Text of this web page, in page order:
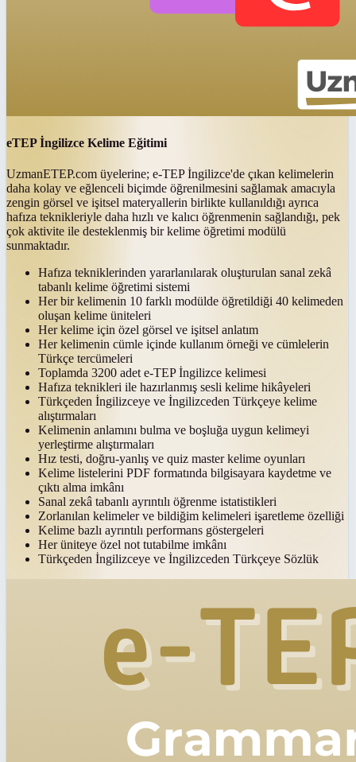
eTEP İngilizce Kelime Eğitimi
UzmanETEP.com üyelerine; e-TEP İngilizce'de çıkan kelimelerin
daha kolay ve eğlenceli biçimde öğrenilmesini sağlamak amacıyla
zengin görsel ve işitsel materyallerin birlikte kullanıldığı ayrıca
hafıza teknikleriyle daha hızlı ve kalıcı öğrenmenin sağlandığı, pek
çok aktivite ile desteklenmiş bir kelime öğretimi modülü
sunmaktadır.
Hafıza tekniklerinden yararlanılarak oluşturulan sanal zekâ
tabanlı kelime öğretimi sistemi
Her bir kelimenin 10 farklı modülde öğretildiği 40 kelimeden
oluşan kelime üniteleri
Her kelime için özel görsel ve işitsel anlatım
Her kelimenin cümle içinde kullanım örneği ve cümlelerin
Türkçe tercümeleri
Toplamda 3200 adet e-TEP İngilizce kelimesi
Hafıza teknikleri ile hazırlanmış sesli kelime hikâyeleri
Türkçeden İngilizceye ve İngilizceden Türkçeye kelime
alıştırmaları
Kelimenin anlamını bulma ve boşluğa uygun kelimeyi
yerleştirme alıştırmaları
Hız testi, doğru-yanlış ve quiz master kelime oyunları
Kelime listelerini PDF formatında bilgisayara kaydetme ve
çıktı alma imkânı
Sanal zekâ tabanlı ayrıntılı öğrenme istatistikleri
Zorlanılan kelimeler ve bildiğim kelimeleri işaretleme özelliği
Kelime bazlı ayrıntılı performans göstergeleri
Her üniteye özel not tutabilme imkânı
Türkçeden İngilizceye ve İngilizceden Türkçeye Sözlük